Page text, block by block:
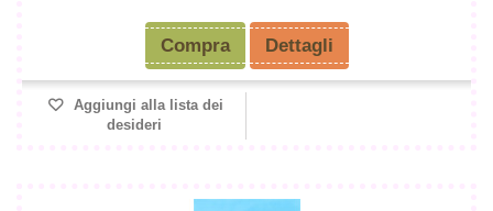
Compra Dettagli
Aggiungi alla lista dei
desideri